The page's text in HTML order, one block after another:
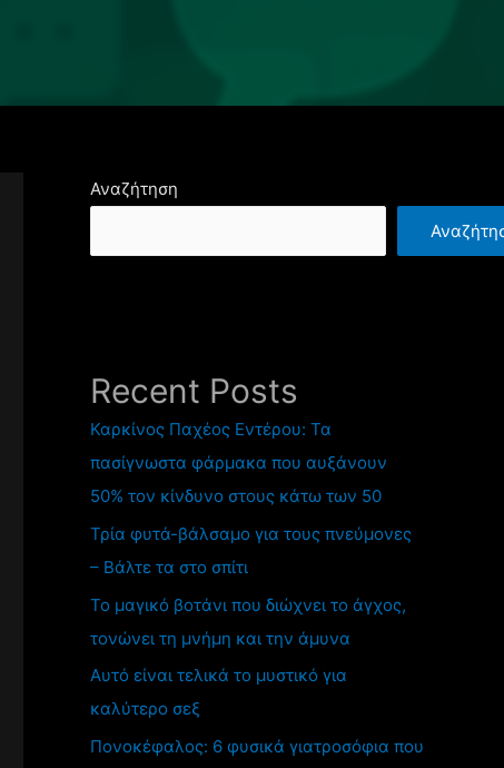
Αναζήτηση
Recent Posts
Καρκίνος Παχέος Εντέρου: Τα
πασίγνωστα φάρμακα που αυξάνουν
50% τον κίνδυνο στους κάτω των 50
Τρία φυτά-βάλσαμο για τους πνεύμονες
– Βάλτε τα στο σπίτι
Το μαγικό βοτάνι που διώχνει το άγχος,
τονώνει τη μνήμη και την άμυνα
Αυτό είναι τελικά το μυστικό για
καλύτερο σεξ
Πονοκέφαλος: 6 φυσικά γιατροσόφια που